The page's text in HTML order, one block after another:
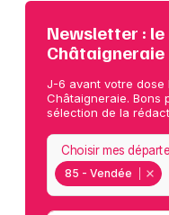
Newsletter : le
Châtaigneraie
J-6 avant votre dose
Châtaigneraie. Bons
sélection de la
85 - Vendée
Choisir mes